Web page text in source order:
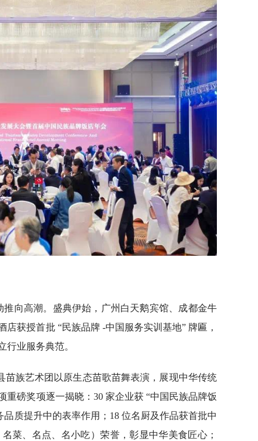
推向高潮。盛典伊始，广州白天鹅宾馆、成都金牛
获授首批 “民族品牌 -中国服务实训基地” 牌匾，
行业服务典范。
苗族艺术团以原生态苗歌苗舞表演，展现中华传统
磅奖项逐一揭晓：30 家企业获 “中国民族品牌饭
质提升中的表率作用；18 位名厨及作品获首批中
菜、名点、名小吃）荣誉，彰显中华美食匠心；